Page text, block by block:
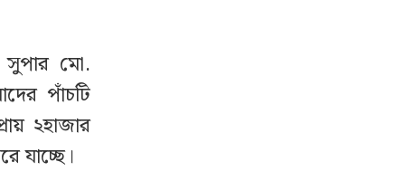
সুপার মো.
পাঁচটি
২হাজার
যাচ্ছে।